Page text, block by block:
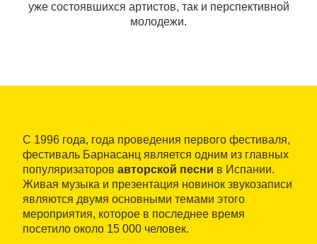
уже состоявшихся артистов, так и перспективной
молодежи.
С 1996 года, года проведения первого фестиваля,
фестиваль Барнасанц является одним из главных
популяризаторов авторской песни в Испании.
Живая музыка и презентация новинок звукозаписи
являются двумя основными темами этого
мероприятия, которое в последнее время
посетило около 15 000 человек.